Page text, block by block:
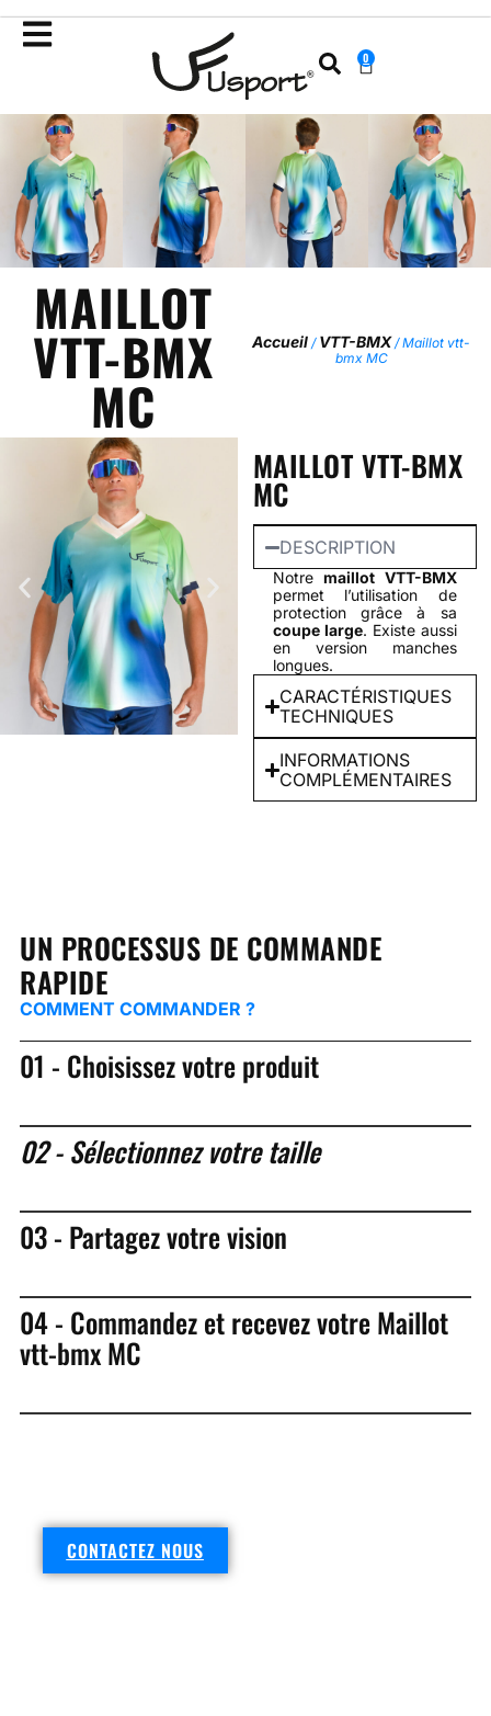
0
MAILLOT
VTT-BMX
MC
Accueil / VTT-BMX/ Maillot vtt-
bmx MC
MAILLOT VTT-BMX
MC
DESCRIPTION
Notremaillot VTT-BMX
permet l’utilisation de
protection grâce à sa
coupe large. Existe aussi
en version manches
longues.
CARACTÉRISTIQUES
TECHNIQUES
INFORMATIONS
COMPLÉMENTAIRES
UN PROCESSUS DE COMMANDE
RAPIDE
COMMENT COMMANDER ?
01 - Choisissez votre produit
02 - Sélectionnez votre taille
03 - Partagez votre vision
04 - Commandez et recevez votre Maillot
vtt-bmx MC
CONTACTEZ NOUS